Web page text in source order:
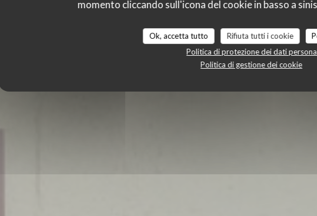
momento cliccando sull'icona del cookie in basso a
Ok, accetta tutto Rifiuta tutti i cookie
Politica di protezione dei dati
Politica di gestione dei cookie
RISTORANTE|SANTES
PRENOTA